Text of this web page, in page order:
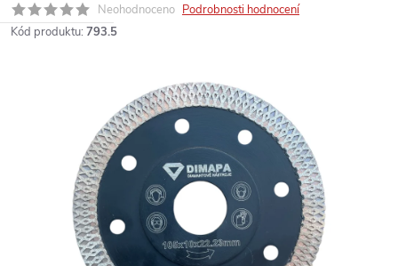
Neohodnoceno Podrobnosti hodnocení
Kód produktu: 793.5